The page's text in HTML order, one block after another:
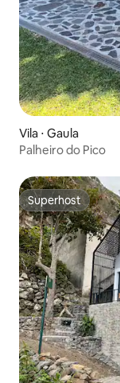
Vila ⋅ Gaula
Palheiro do Pico
Superhost
Superhost